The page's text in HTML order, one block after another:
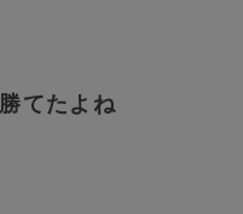
てたよね